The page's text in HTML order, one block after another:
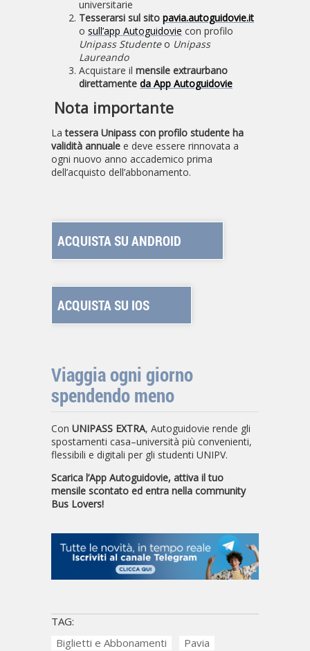
universitarie
Tesserarsi sul sito pavia.autoguidovie.it
o sull’app Autoguidovie con profilo
Unipass Studenteo Unipass
Laureando
Acquistare il mensile extraurbano
direttamente da App Autoguidovie
Nota importante
Latessera Unipass con profilo studente ha
validità annuale e deve essere rinnovata a
ogni nuovo anno accademico prima
dell’acquisto dell’abbonamento.
ACQUISTA SU ANDROID
ACQUISTA SU IOS
Viaggia ogni giorno
spendendo meno
Con UNIPASS EXTRA, Autoguidovie rende gli
spostamenti casa–università più convenienti,
flessibili e digitali per gli studenti UNIPV.
Scarica l’App Autoguidovie, attiva il tuo
mensile scontato ed entra nella community
Bus Lovers!
TAG:
Biglietti e Abbonamenti
Pavia